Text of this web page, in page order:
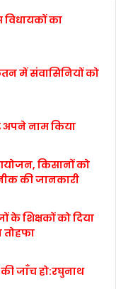
विधायकों का
में संवासिनियों को
नाम किया
किसानों को
की जानकारी
के शिक्षकों को दिया
जाँच हो:रघुनाथ